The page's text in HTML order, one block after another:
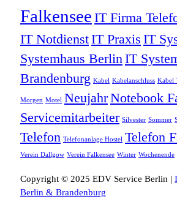
Falkensee IT Firma
IT NotdienstIT Praxis IT
Systemhaus Berlin IT
Brandenburg Kabel Kabelanschluss Kabel
Morgen Motel NeujahrNotebook
Servicemitarbeiter Silvester Sommer
Telefon Telefonanlage Hostel Telefon
Verein Dallgow Verein Falkensee Winter Wochenende
Copyright © 2025 EDV Service Berlin |
Berlin & Brandenburg